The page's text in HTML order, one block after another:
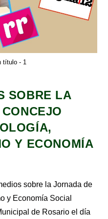
título - 1
SOBRE LA
Y ECONOMÍA
sobre la Jornada de
y Economía Social
de Rosario el día